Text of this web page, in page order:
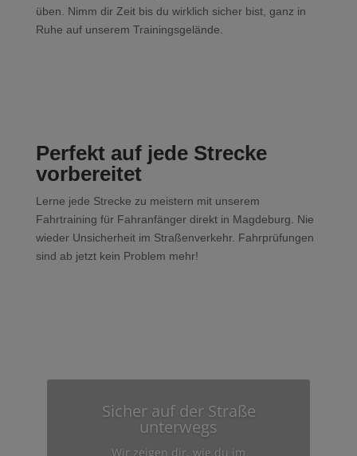
üben. Nimm dir Zeit bis du wirklich sicher bist, ganz in
Ruhe auf unserem Trainingsgelände.
Perfekt auf jede Strecke
vorbereitet
Lerne jede Strecke zu meistern mit unserem
Fahrtraining für Fahranfänger direkt in Magdeburg. Nie
wieder Unsicherheit im Straßenverkehr. Fahrprüfungen
sind ab jetzt kein Problem mehr!
Sicher auf der Straße
unterwegs
Wir zeigen dir, wie du im